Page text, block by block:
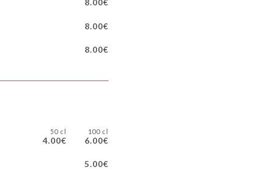
8.00€
8.00€
50 cl
4.00€
100 cl
6.00€
5.00€